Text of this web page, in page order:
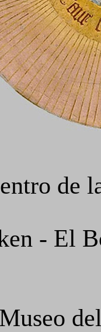
de
- El
Museo